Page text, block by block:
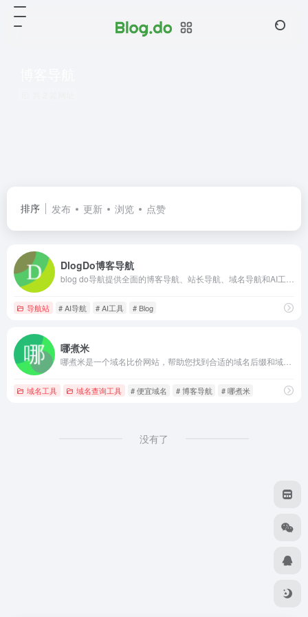
排序 发布 更新 浏览 点赞
DlogDo博客导航
导航站 # AI导航 # AI工具 # Blog
哪煮米
域名工具 域名查询工具 # 便宜域名 # 博客导航 # 哪煮米
没有了